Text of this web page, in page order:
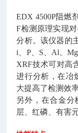
EDX 4500P阻燃
F检测原理实现
分析。该仪器的
i、P、S、Al、
XRF技术可对高
进行分析，在冶
大提高了检测效
另外，在合金分
层、红磷、有害